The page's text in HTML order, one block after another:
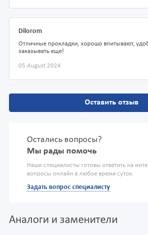
Dilorom
Отличные прокладки, хорошо впитывают,
заказывать еще!
05 August 2024
Оставить отзыв
Остались вопросы?
Мы рады помочь
Наши специалисты готовы ответить на
вопросы онлайн в любое время суток.
Задать вопрос специалисту
Аналоги и заменители